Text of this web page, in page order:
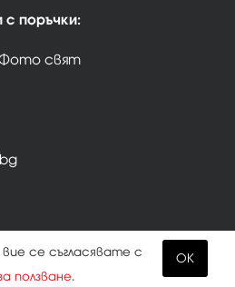
с поръчки:
Фото свят
OK
се съгласявате с
ползване.